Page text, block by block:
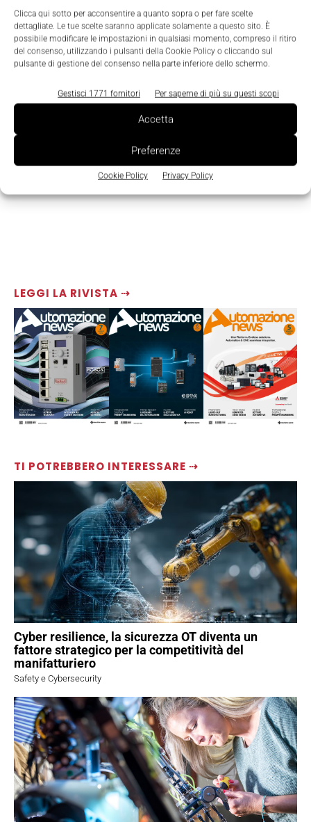
Clicca qui sotto per acconsentire a quanto sopra o per fare scelte
dettagliate. Le tue scelte saranno applicate solamente a questo sito. È
possibile modificare le impostazioni in qualsiasi momento, compreso il ritiro
del consenso, utilizzando i pulsanti della Cookie Policy o cliccando sul
pulsante di gestione del consenso nella parte inferiore dello schermo.
Gestisci 1771 fornitori Per saperne di più su questi scopi
Accetta
Preferenze
Cookie Policy Privacy Policy
LEGGI LA RIVISTA ⇢
TI POTREBBERO INTERESSARE ⇢
Cyber resilience, la sicurezza OT diventa un
fattore strategico per la competitività del
manifatturiero
Safety e Cybersecurity
efficienza energetica IoT schneider electric Smart Factory